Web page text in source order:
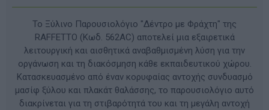
Το Ξύλινο Παρουσιολόγιο "Δέντρο με Φράχτη" της
RAFFETTO (Κωδ. 562AC) αποτελεί μια εξαιρετικά
λειτουργική και αισθητικά αναβαθμισμένη λύση για την
οργάνωση και τη διακόσμηση κάθε εκπαιδευτικού χώρου.
Κατασκευασμένο από έναν κορυφαίας αντοχής συνδυασμό
μασίφ ξύλου και πλακάτ θαλάσσης, το παρουσιολόγιο αυτό
διακρίνεται για τη στιβαρότητά του και τη μεγάλη αντοχή